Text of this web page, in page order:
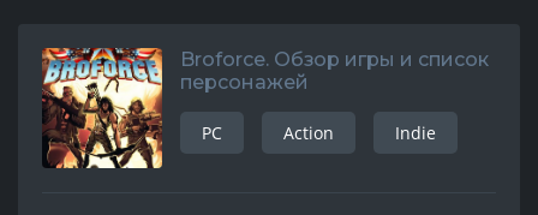
Broforce. Обзор игры и список
персонажей
PC Action Indie